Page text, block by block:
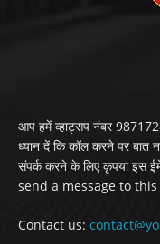
आप हमें व्हाट्सप नंबर
ध्यान दें कि कॉल करने पर बात
संपर्क करने के लिए कृपया इस
send a message to
Contact us: